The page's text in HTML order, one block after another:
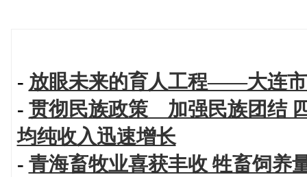
- 放眼未来的育人工程——大连
- 贯彻民族政策 加强民族团结
均纯收入迅速增长
- 青海畜牧业喜获丰收 牲畜饲养